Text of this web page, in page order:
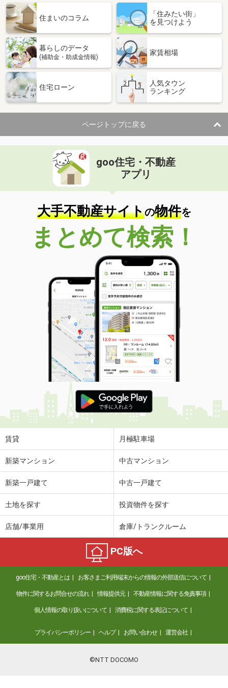
住まいのコラム
「住みたい街」
を見つけよう
暮らしのデータ
(補助金・助成金情報)
家賃相場
住宅ローン
人気タウン
ランキング
ページトップに戻る
goo住宅・不動産
アプリ
大手不動産サイトの物件を
まとめて検索！
賃貸 月極駐車場
新築マンション 中古マンション
新築一戸建て 中古一戸建て
土地を探す 投資物件を探す
店舗/事業用 倉庫/トランクルーム
PC版へ
goo住宅・不動産とは お客さまご利用端末からの情報の外部送信について
物件に関するお問合せの流れ 情報提供元 不動産情報に関する免責事項
個人情報の取り扱いについて 消費税に関する表記について
プライバシーポリシー ヘルプ お問い合わせ 運営会社
©NTT DOCOMO